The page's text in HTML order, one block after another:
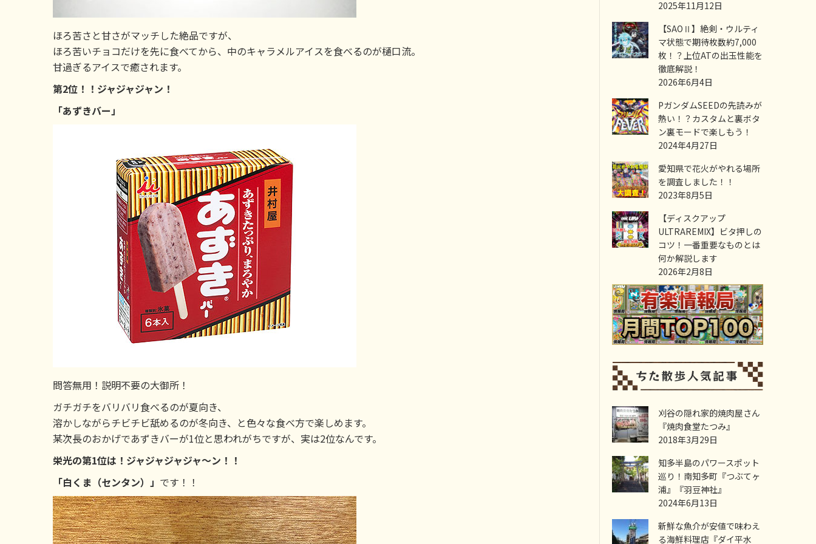
ほろ苦さと甘さがマッチした絶品ですが、
ほろ苦いチョコだけを先に食べてから、中のキャラメルアイスを食べるのが樋口流。
甘過ぎるアイスで癒されます。
第2位！！ジャジャジャン！
「あずきバー」
問答無用！説明不要の大御所！
ガチガチをバリバリ食べるのが夏向き、
溶かしながらチビチビ舐めるのが冬向き、と色々な食べ方で楽しめます。
某次長のおかげであずきバーが1位と思われがちですが、実は2位なんです。
栄光の第1位は！ジャジャジャジャ～ン！！
「白くま（センタン）」 です！！
2025年11月12日
【SAOⅡ】絶剣・ウルティ
マ状態で期待枚数約7,000
枚！？上位ATの出玉性能を
徹底解説！
2026年6月4日
PガンダムSEEDの先読みが
熱い！？カスタムと裏ボタ
ン裏モードで楽しもう！
2024年4月27日
愛知県で花火がやれる場所
を調査しました！！
2023年8月5日
【ディスクアップ
ULTRAREMIX】ビタ押しの
コツ！一番重要なものとは
何か解説します
2026年2月8日
刈谷の隠れ家的焼肉屋さん
『焼肉食堂たつみ』
2018年3月29日
知多半島のパワースポット
巡り！南知多町『つぶてヶ
浦』『羽豆神社』
2024年6月13日
新鮮な魚介が安値で味わえ
る海鮮料理店『ダイ平水